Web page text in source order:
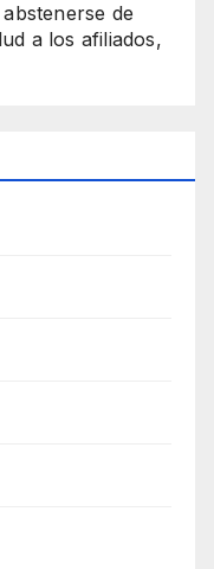
de
a los afiliados,